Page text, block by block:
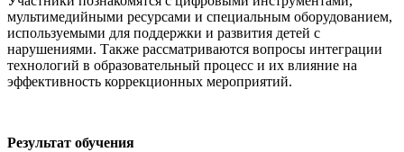
мультимедийными ресурсами и специальным оборудованием,
используемыми для поддержки и развития детей с
нарушениями. Также рассматриваются вопросы интеграции
технологий в образовательный процесс и их влияние на
эффективность коррекционных мероприятий.
Результат обучения